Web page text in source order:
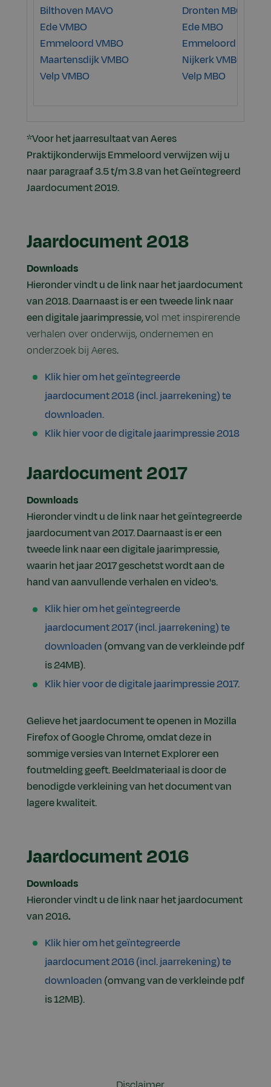
Bilthoven MAVO
Dronten MBO
Ede VMBO
Ede MBO
Emmeloord VMBO
Emmeloord MBO
Maartensdijk VMBO
Nijkerk VMBO
Velp VMBO
Velp MBO
*Voor het jaarresultaat van Aeres
Praktijkonderwijs Emmeloord verwijzen wij u
naar paragraaf 3.5 t/m 3.8 van het Geïntegreerd
Jaardocument 2019.
Jaardocument 2018
Downloads
Hieronder vindt u de link naar het jaardocument
van 2018. Daarnaast is er een tweede link naar
een digitale jaarimpressie, vol met inspirerende
verhalen over onderwijs, ondernemen en
onderzoek bij Aeres.
Klik hier om het geïntegreerde
jaardocument 2018 (incl. jaarrekening) te
downloaden.
Klik hier voor de digitale jaarimpressie 2018
Jaardocument 2017
Downloads
Hieronder vindt u de link naar het geïntegreerde
jaardocument van 2017. Daarnaast is er een
tweede link naar een digitale jaarimpressie,
waarin het jaar 2017 geschetst wordt aan de
hand van aanvullende verhalen en video's.
Klik hier om het geïntegreerde
jaardocument 2017 (incl. jaarrekening) te
downloaden (omvang van de verkleinde pdf
is 24MB).
Klik hier voor de digitale jaarimpressie 2017.
Gelieve het jaardocument te openen in Mozilla
Firefox of Google Chrome, omdat deze in
sommige versies van Internet Explorer een
foutmelding geeft. Beeldmateriaal is door de
benodigde verkleining van het document van
lagere kwaliteit.
Jaardocument 2016
Downloads
Hieronder vindt u de link naar het jaardocument
van 2016.
Klik hier om het geïntegreerde
jaardocument 2016 (incl. jaarrekening) te
downloaden (omvang van de verkleinde pdf
is 12MB).